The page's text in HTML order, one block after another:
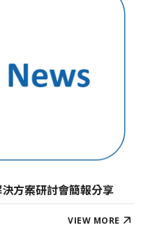
方案研討會簡報分享
VIEW MORE